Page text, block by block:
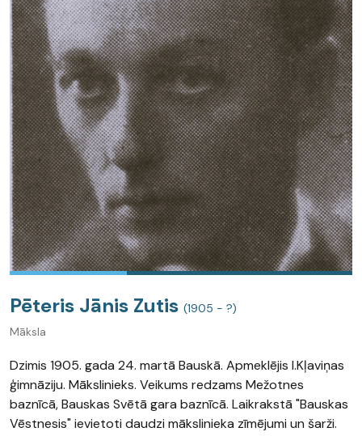
Pēteris Jānis Zutis (1905 - ?)
Māksla
Dzimis 1905. gada 24. martā Bauskā. Apmeklējis I.Kļaviņas
ģimnāziju. Mākslinieks. Veikums redzams Mežotnes
baznīcā, Bauskas Svētā gara baznīcā. Laikrakstā "Bauskas
Vēstnesis" ievietoti daudzi mākslinieka zīmējumi un šarži.